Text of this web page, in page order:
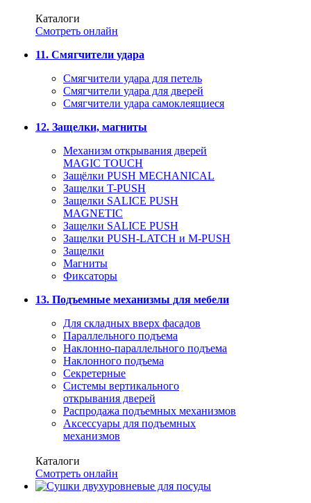
Каталоги
Смотреть онлайн
11. Смягчители удара
Смягчители удара для петель
Смягчители удара для дверей
Cмягчители удара самоклеящиеся
12. Защелки, магниты
Механизм открывания дверей
MAGIC TOUCH
Защёлки PUSH MECHANICAL
Защелки T-PUSH
Защелки SALICE PUSH
MAGNETIC
Защелки SALICE PUSH
Защелки PUSH-LATCH и M-PUSH
Защелки
Магниты
Фиксаторы
13. Подъемные механизмы для мебели
Для складных вверх фасадов
Параллельного подъема
Наклонно-параллельного подъема
Наклонного подъема
Секретерные
Системы вертикального
открывания дверей
Распродажа подъемных механизмов
Аксессуары для подъемных
механизмов
Каталоги
Смотреть онлайн